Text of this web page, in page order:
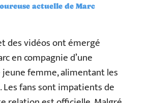
actuelle de Marc
des vidéos ont émergé
en compagnie d’une
femme, alimentant les
Les fans sont impatients de